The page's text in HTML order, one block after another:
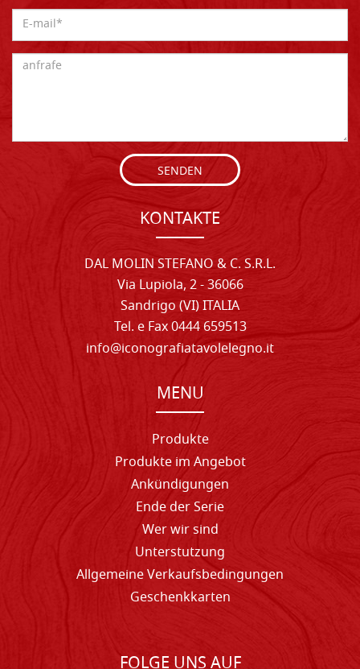
SENDEN
KONTAKTE
DAL MOLIN STEFANO & C. S.R.L.
Via Lupiola, 2 - 36066
Sandrigo (VI) ITALIA
Tel. e Fax 0444 659513
info@iconografiatavolelegno.it
MENU
Produkte
Produkte im Angebot
Ankündigungen
Ende der Serie
Wer wir sind
Unterstutzung
Allgemeine Verkaufsbedingungen
Geschenkkarten